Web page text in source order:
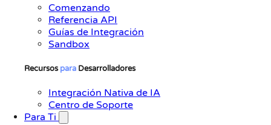
Comenzando
Referencia API
Guías de Integración
Sandbox
Recursospara Desarrolladores
Integración Nativa de IA
Centro de Soporte
Para Ti